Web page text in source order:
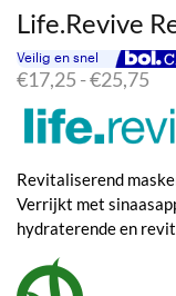
Life.Revive
€17,25 -€25,75
tot
Revitaliserend
Verrijkt met
hydraterende en